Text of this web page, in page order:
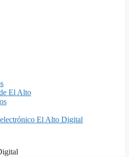
El Alto
El Alto Digital